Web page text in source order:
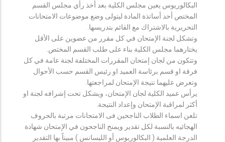
البكالوريوس يعين مجلس الكلية بعد أخذ رأي مجلس القسم
المختص أحد أساتذة المادة ليتولى وضع موضوعات الامتحانات
التحريرية بالاشتراك مع القائم بتدريسها.
وتشكل لجنة الإمتحان في كل مقرر من عضوين على الأقل
يختارهما مجلس الكلية بناء على طلب القسم المختص.
وتتكون من لجان إمتحان المقررات المختلفة لجنة عامة في كل
فرقة او قسم برئاسة العميد او رئيس القسم حسب الأحوال
وتعرض عليهما نتيجة الإمتحان لمراجعتها.
يرأس عميد الكلية لجان الإمتحان، ويشكل تحت إشرافه لجنة او
أكثر لمراقبة الإمتحان وإعداد النتيجة.
تلعن اسماء الطلاب الناجحين فى الامتحانات مرتبة بالحروف
الهجائيه بالنسبة لكل تقدير ويمنح الناجحون في الإمتحان شهادة
الدرجة العلمية ( البكالوريوس أو الليسانس ) مبيناً بها التقدير